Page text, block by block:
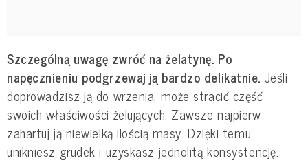
Szczególną uwagę zwróć na żelatynę. Po
napęcznieniu podgrzewaj ją bardzo delikatnie. Jeśli
doprowadzisz ją do wrzenia, może stracić część
swoich właściwości żelujących. Zawsze najpierw
zahartuj ją niewielką ilością masy. Dzięki temu
unikniesz grudek i uzyskasz jednolitą konsystencję.